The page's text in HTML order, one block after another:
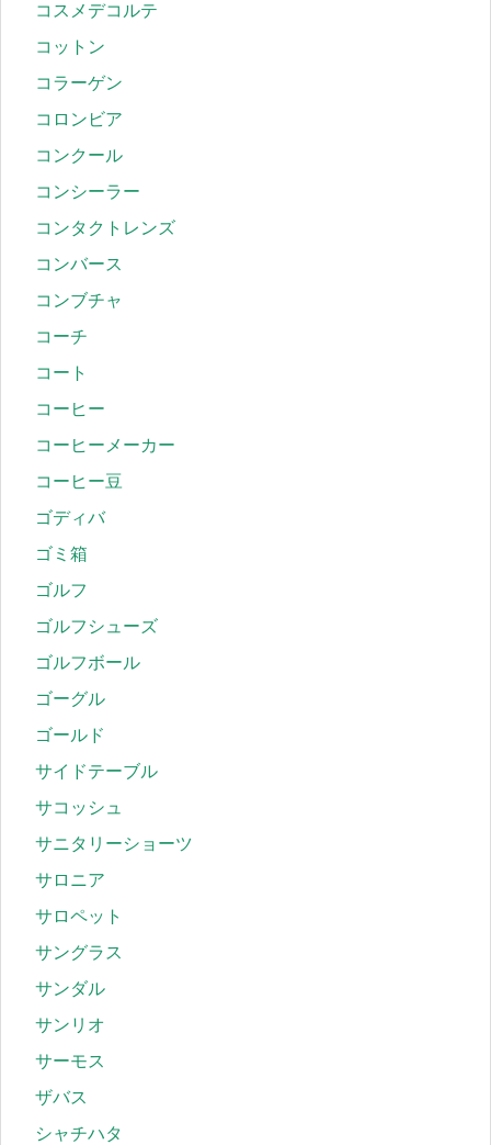
コスメデコルテ
コットン
コラーゲン
コロンビア
コンクール
コンシーラー
コンタクトレンズ
コンバース
コンブチャ
コーチ
コート
コーヒー
コーヒーメーカー
コーヒー豆
ゴディバ
ゴミ箱
ゴルフ
ゴルフシューズ
ゴルフボール
ゴーグル
ゴールド
サイドテーブル
サコッシュ
サニタリーショーツ
サロニア
サロペット
サングラス
サンダル
サンリオ
サーモス
ザバス
シャチハタ